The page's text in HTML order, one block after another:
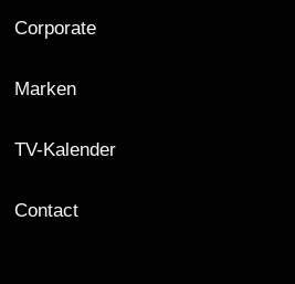
Corporate
Marken
TV-Kalender
Contact